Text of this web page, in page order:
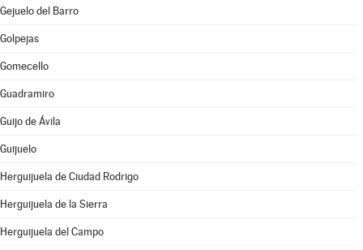
Gejuelo del Barro
Golpejas
Gomecello
Guadramiro
Guijo de Ávila
Guijuelo
Herguijuela de Ciudad Rodrigo
Herguijuela de la Sierra
Herguijuela del Campo